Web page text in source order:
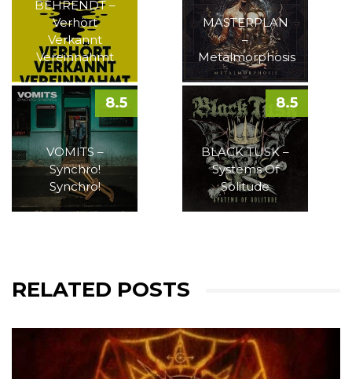
BEHRENDT –
Verhört
Verkannt
Vereinnahmt
MASTERPLAN
–
Metalmorphosis
VOMITS –
Synchro!
Synchro!
8.5
BLACK TUSK –
Systems Of
Solitude
8.5
RELATED POSTS